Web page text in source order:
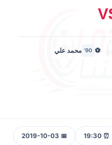
⚽
90' محمد علي
⏰ 19:30
📅 2019-10-03